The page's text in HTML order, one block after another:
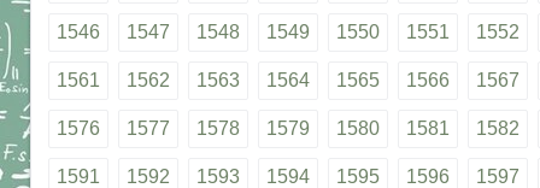
1546 1547 1548 1549 1550 1551 1552
1561 1562 1563 1564 1565 1566 1567
1576 1577 1578 1579 1580 1581 1582
1591 1592 1593 1594 1595 1596 1597